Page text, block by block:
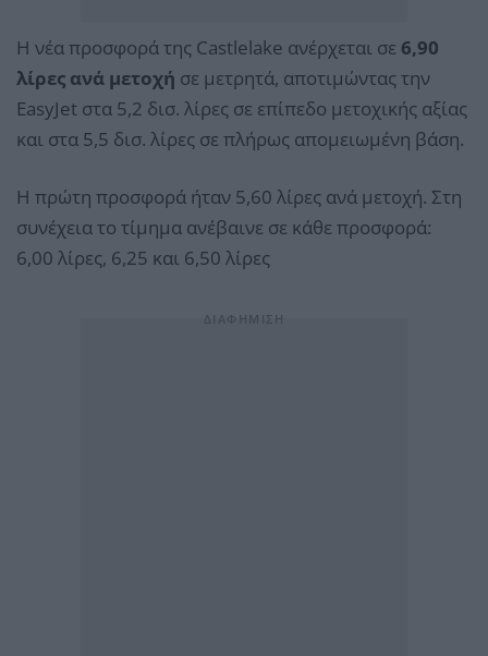
Η νέα προσφορά της Castlelake ανέρχεται σε 6,90
λίρες ανά μετοχή σε μετρητά, αποτιμώντας την
EasyJet στα 5,2 δισ. λίρες σε επίπεδο μετοχικής αξίας
και στα 5,5 δισ. λίρες σε πλήρως απομειωμένη βάση.
Η πρώτη προσφορά ήταν 5,60 λίρες ανά μετοχή. Στη
συνέχεια το τίμημα ανέβαινε σε κάθε προσφορά:
6,00 λίρες, 6,25 και 6,50 λίρες